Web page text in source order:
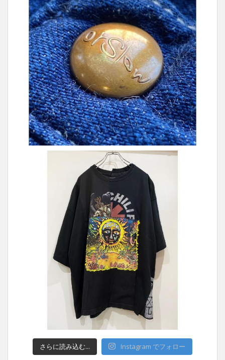
さらに読み込む... Instagram でフォロー